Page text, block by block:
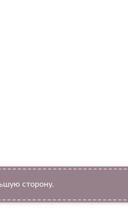
сторону.